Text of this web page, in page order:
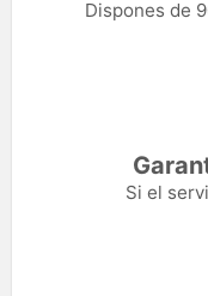
Dispones de
Si el